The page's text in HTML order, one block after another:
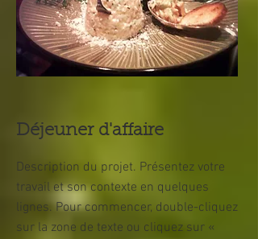
Déjeuner d'affaire
Description du projet. Présentez votre
travail et son contexte en quelques
lignes. Pour commencer, double-cliquez
sur la zone de texte ou cliquez sur «